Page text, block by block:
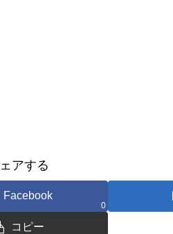
アする
Facebook
0
コピー